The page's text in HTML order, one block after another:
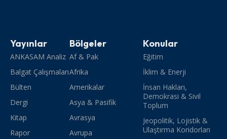
Yayınlar
ANKASAM Analiz
Balgat Çalışmaları
Bülten
Dergi
Kitap
Rapor
Bölgeler
Af & Pak
Afrika
Amerikalar
Asya & Pasifik
Avrasya
Avrupa
Konular
Eğitim
İklim & Enerji
İnsan Hakları,
Demokrasi & Sivil
Toplum
Jeopolitik, Lojistik &
Ulaştırma Koridorları